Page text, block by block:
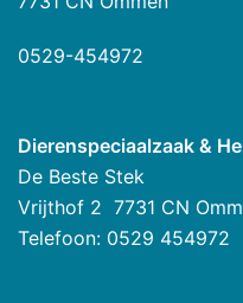
0529-454972
Dierenspeciaalzaak &
De Beste Stek
Vrijthof 2 7731 CN
Telefoon: 0529 454972